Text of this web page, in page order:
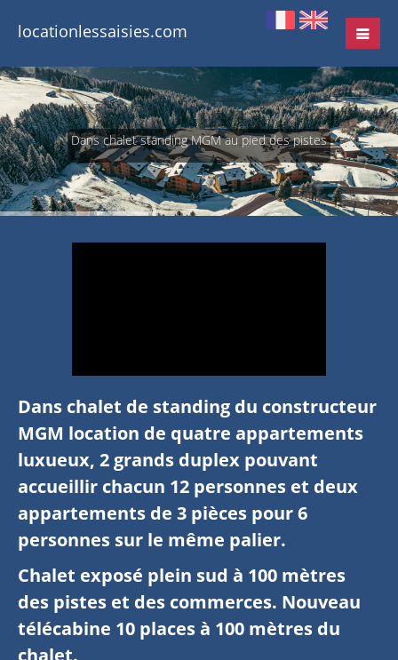
locationlessaisies.com
Dans chalet standing MGM au pied des pistes
Dans chalet de standing du constructeur
MGM location de quatre appartements
luxueux, 2 grands duplex pouvant
accueillir chacun 12 personnes et deux
appartements de 3 pièces pour 6
personnes sur le même palier.
Chalet exposé plein sud à 100 mètres
des pistes et des commerces. Nouveau
télécabine 10 places à 100 mètres du
chalet.